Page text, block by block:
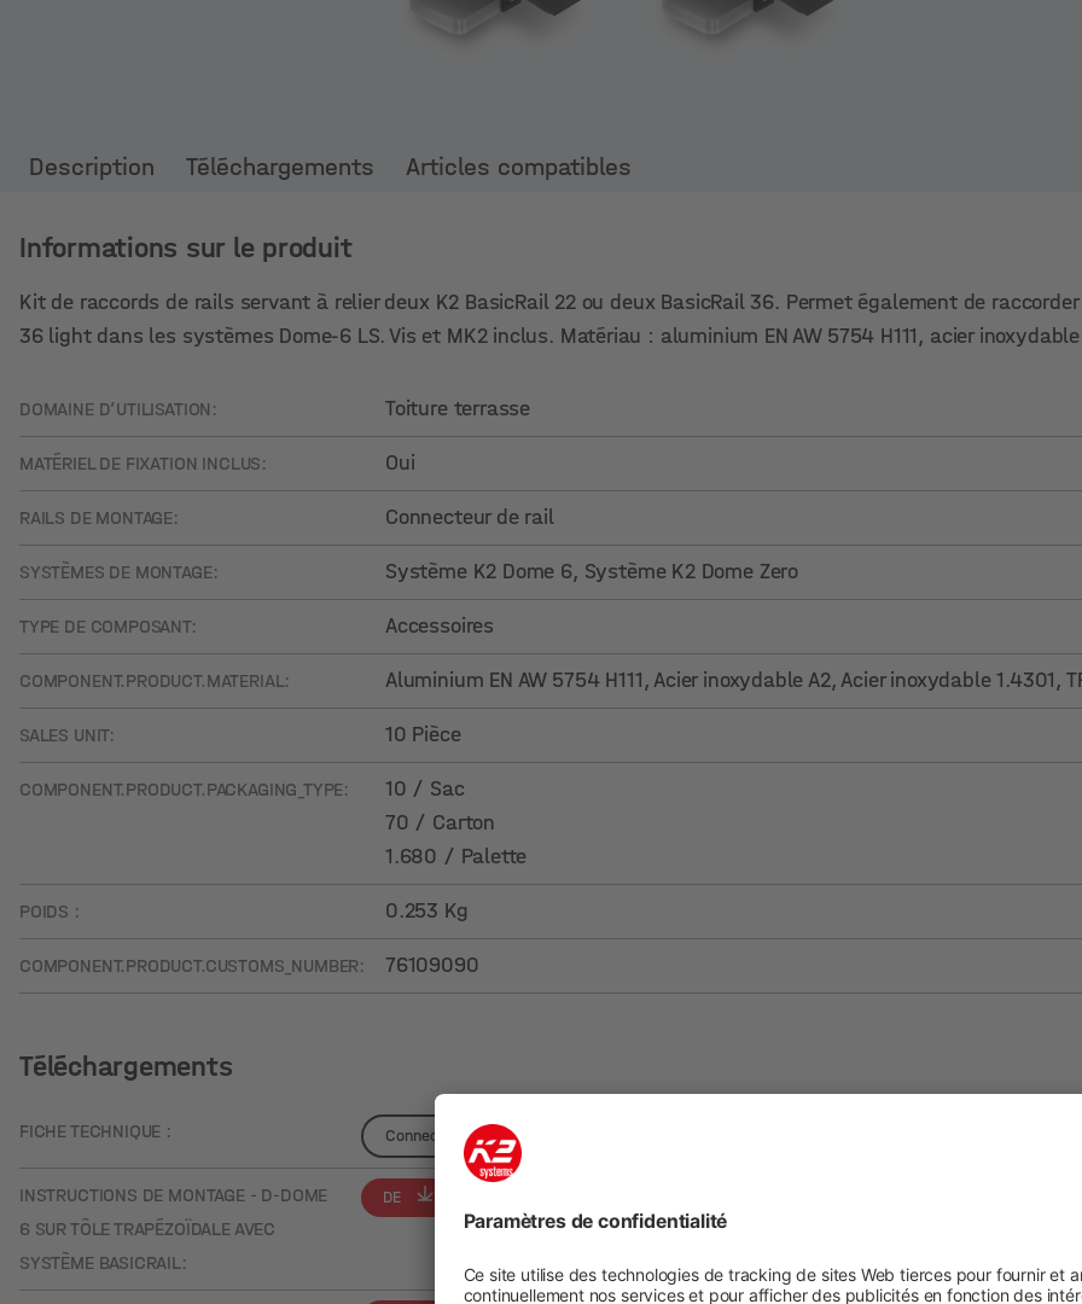
Description Téléchargements Articles compatibles
Informations sur le produit
Kit de raccords de rails servant à relier deux K2 BasicRail 22 ou deux BasicRail 36. Permet également de
36 light dans les systèmes Dome-6 LS. Vis et MK2 inclus. Matériau : aluminium EN AW 5754 H111, acier inoxydable
DOMAINE D’UTILISATION: Toiture terrasse
MATÉRIEL DE FIXATION INCLUS: Oui
RAILS DE MONTAGE: Connecteur de rail
SYSTÈMES DE MONTAGE: Système K2 Dome 6, Système K2 Dome Zero
TYPE DE COMPOSANT: Accessoires
COMPONENT.PRODUCT.MATERIAL: Aluminium EN AW 5754 H111, Acier inoxydable A2, Acier inoxydable 1.4301,
SALES UNIT: 10 Pièce
COMPONENT.PRODUCT.PACKAGING_TYPE:
10 / Sac
70 / Carton
1.680 / Palette
POIDS : 0.253 Kg
COMPONENT.PRODUCT.CUSTOMS_NUMBER: 76109090
Téléchargements
FICHE TECHNIQUE : Connectez-vous pour voir les détails
INSTRUCTIONS DE MONTAGE - D-DOME
6 SUR TÔLE TRAPÉZOÏDALE AVEC
SYSTÈME BASICRAIL:
DE